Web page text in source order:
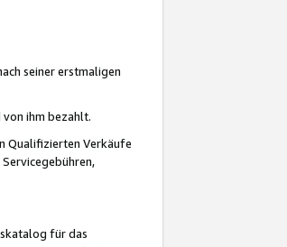
seiner erstmaligen
ihm bezahlt.
Qualifizierten Verkäufe
für das